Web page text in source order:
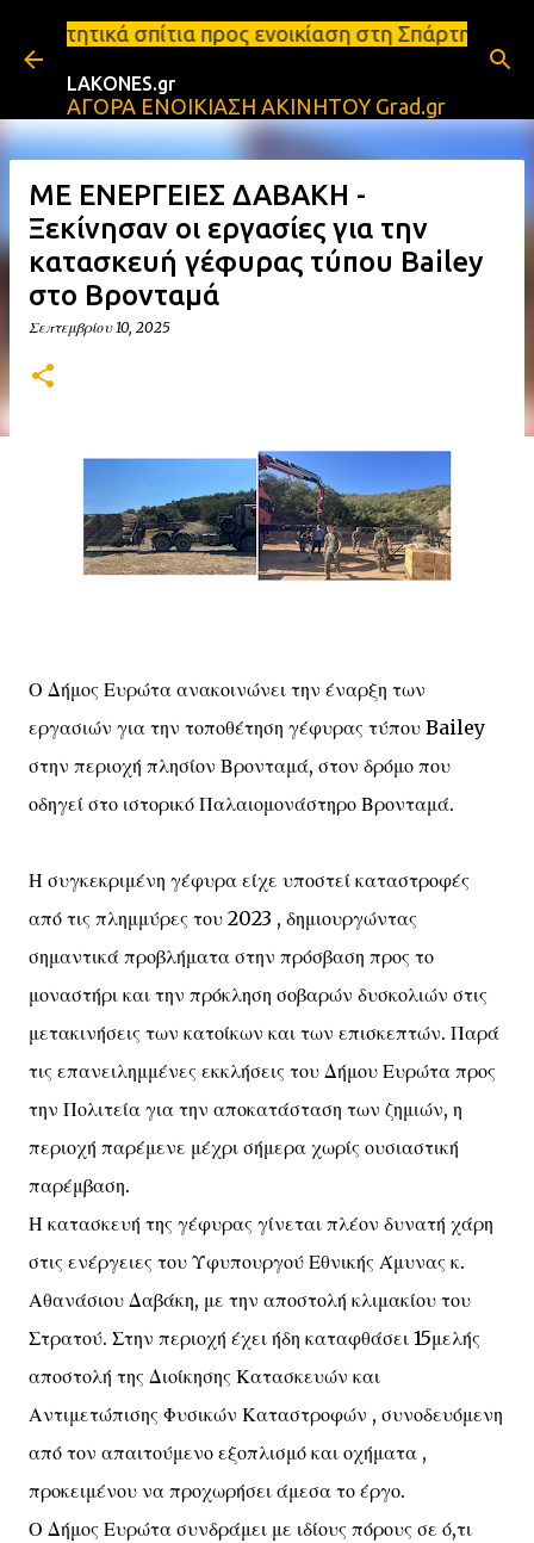
Μετάβαση στο κύριο περιεχόμενο
προς ενοικίαση στη Σπάρτη Ενοικιάσεις
LAKONES.gr
ΑΓΟΡΑ ΕΝΟΙΚΙΑΣΗ ΑΚΙΝΗΤΟΥ Grad.gr
ΜΕ ΕΝΕΡΓΕΙΕΣ ΔΑΒΑΚΗ -
Ξεκίνησαν οι εργασίες για την
κατασκευή γέφυρας τύπου Bailey
στο Βρονταμά
Σεπτεμβρίου 10, 2025
Ο Δήμος Ευρώτα ανακοινώνει την έναρξη των
εργασιών για την τοποθέτηση γέφυρας τύπου Bailey
στην περιοχή πλησίον Βρονταμά, στον δρόμο που
οδηγεί στο ιστορικό Παλαιομονάστηρο Βρονταμά.
Η συγκεκριμένη γέφυρα είχε υποστεί καταστροφές
από τις πλημμύρες του 2023 , δημιουργώντας
σημαντικά προβλήματα στην πρόσβαση προς το
μοναστήρι και την πρόκληση σοβαρών δυσκολιών στις
μετακινήσεις των κατοίκων και των επισκεπτών. Παρά
τις επανειλημμένες εκκλήσεις του Δήμου Ευρώτα προς
την Πολιτεία για την αποκατάσταση των ζημιών, η
περιοχή παρέμενε μέχρι σήμερα χωρίς ουσιαστική
παρέμβαση.
Η κατασκευή της γέφυρας γίνεται πλέον δυνατή χάρη
στις ενέργειες του Υφυπουργού Εθνικής Άμυνας κ.
Αθανάσιου Δαβάκη, με την αποστολή κλιμακίου του
Στρατού. Στην περιοχή έχει ήδη καταφθάσει 15μελής
αποστολή της Διοίκησης Κατασκευών και
Αντιμετώπισης Φυσικών Καταστροφών , συνοδευόμενη
από τον απαιτούμενο εξοπλισμό και οχήματα ,
προκειμένου να προχωρήσει άμεσα το έργο.
Ο Δήμος Ευρώτα συνδράμει με ιδίους πόρους σε ό,τι